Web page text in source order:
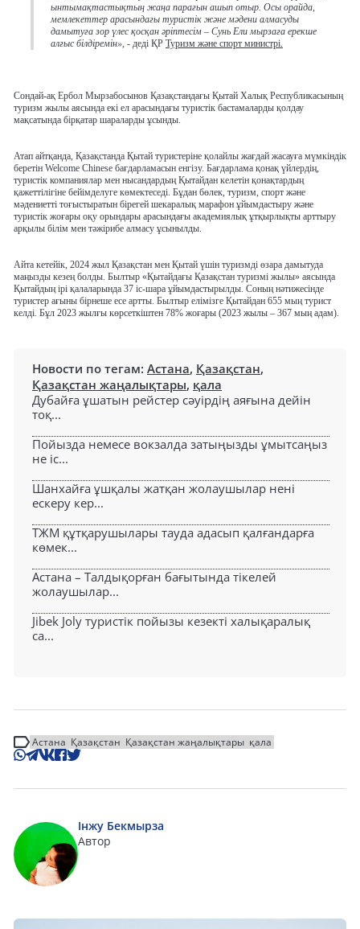
ынтымақтастықтың жаңа парағын ашып отыр. Осы орайда,
мемлекеттер арасындағы туристік және мәдени алмасуды
дамытуға зор үлес қосқан әріптесім – Сунь Ели мырзаға ерекше
алғыс білдіремін», - деді ҚР Туризм және спорт министрі.
Сондай-ақ Ербол Мырзабосынов Қазақстандағы Қытай Халық Республикасының
туризм жылы аясында екі ел арасындағы туристік бастамаларды қолдау
мақсатында бірқатар шараларды ұсынды.
Атап айтқанда, Қазақстанда Қытай туристеріне қолайлы жағдай жасауға мүмкіндік
беретін Welcome Chinese бағдарламасын енгізу. Бағдарлама қонақ үйлердің,
туристік компаниялар мен нысандардың Қытайдан келетін қонақтардың
қажеттілігіне бейімделуге көмектеседі. Бұдан бөлек, туризм, спорт және
мәдениетті тоғыстыратын бірегей шекаралық марафон ұйымдастыру және
туристік жоғары оқу орындары арасындағы академиялық ұтқырлықты арттыру
арқылы білім мен тәжірибе алмасу ұсынылды.
Айта кетейік, 2024 жыл Қазақстан мен Қытай үшін туризмді өзара дамытуда
маңызды кезең болды. Былтыр «Қытайдағы Қазақстан туризмі жылы» аясында
Қытайдың ірі қалаларында 37 іс-шара ұйымдастырылды. Соның нәтижесінде
туристер ағыны бірнеше есе артты. Былтыр елімізге Қытайдан 655 мың турист
келді. Бұл 2023 жылғы көрсеткіштен 78% жоғары (2023 жылы – 367 мың адам).
Новости по тегам: Астана, Қазақстан,
Қазақстан жаңалықтары, қала
Дубайға ұшатын рейстер сәуірдің аяғына дейін
тоқ...
Пойызда немесе вокзалда затыңызды ұмытсаңыз
не іс...
Шанхайға ұшқалы жатқан жолаушылар нені
ескеру кер...
ТЖМ құтқарушылары тауда адасып қалғандарға
көмек...
Астана – Талдықорған бағытында тікелей
жолаушылар...
Jibek Joly туристік пойызы кезекті халықаралық
са...
Астана Қазақстан Қазақстан жаңалықтары қала
Інжу Бекмырза
Автор